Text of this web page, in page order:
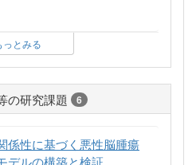
っとみる
の研究課題 6
係性に基づく悪性脳腫瘍
デルの構築と検証